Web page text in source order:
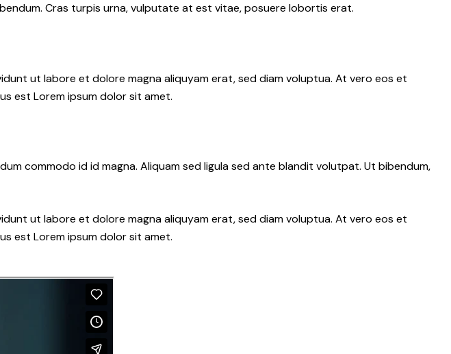
Cras turpis urna, vulputate at est vitae, posuere lobortis erat.
ut labore et dolore magna aliquyam erat, sed diam voluptua. At vero eos et
est Lorem ipsum dolor sit amet.
commodo id id magna. Aliquam sed ligula sed ante blandit volutpat. Ut bibendum,
ut labore et dolore magna aliquyam erat, sed diam voluptua. At vero eos et
est Lorem ipsum dolor sit amet.